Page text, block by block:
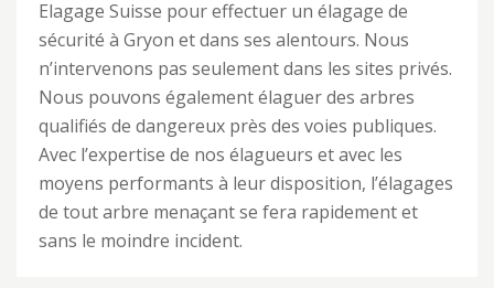
Elagage Suisse pour effectuer un élagage de
sécurité à Gryon et dans ses alentours. Nous
n’intervenons pas seulement dans les sites privés.
Nous pouvons également élaguer des arbres
qualifiés de dangereux près des voies publiques.
Avec l’expertise de nos élagueurs et avec les
moyens performants à leur disposition, l’élagages
de tout arbre menaçant se fera rapidement et
sans le moindre incident.